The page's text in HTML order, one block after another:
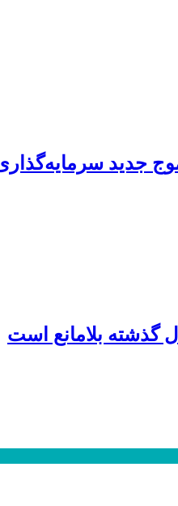
گذشته بلامانع است